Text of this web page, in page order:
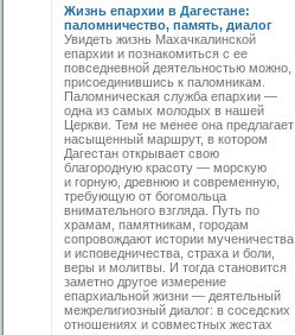
Жизнь епархии в Дагестане:
паломничество, память, диалог
Увидеть жизнь Махачкалинской
епархии и познакомиться с ее
повседневной деятельностью можно,
присоединившись к паломникам.
Паломническая служба епархии —
одна из самых молодых в нашей
Церкви. Тем не менее она предлагает
насыщенный маршрут, в котором
Дагестан открывает свою
благородную красоту — морскую
и горную, древнюю и современную,
требующую от богомольца
внимательного взгляда. Путь по
храмам, памятникам, городам
сопровождают истории мученичества
и исповедничества, страха и боли,
веры и молитвы. И тогда становится
заметно другое измерение
епархиальной жизни — деятельный
межрелигиозный диалог: в соседских
отношениях и совместных жестах